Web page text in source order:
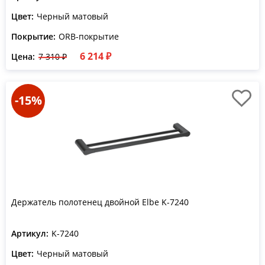
Цвет: Черный матовый
Покрытие: ORB-покрытие
Цена: 7 310 ₽ 6 214 ₽
-15%
Держатель полотенец двойной Elbe K-7240
Артикул: K-7240
Цвет: Черный матовый